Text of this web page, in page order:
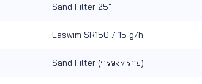
Sand Filter 25"
Laswim SR150 / 15 g/h
Sand Filter (กรองทราย)